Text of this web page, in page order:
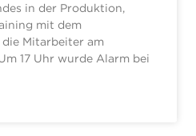
in der Produktion,
mit dem
Mitarbeiter am
17 Uhr wurde Alarm bei